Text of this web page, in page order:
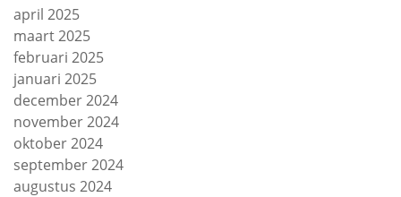
april 2025
maart 2025
februari 2025
januari 2025
december 2024
november 2024
oktober 2024
september 2024
augustus 2024